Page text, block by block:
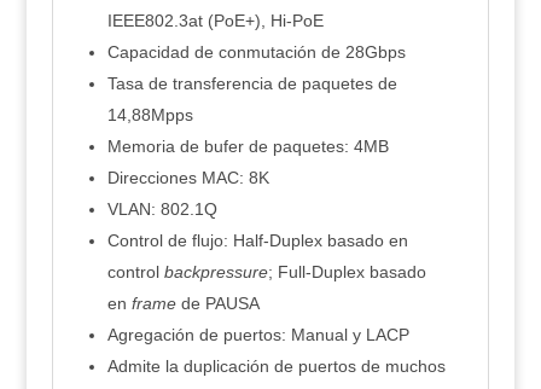
IEEE802.3at (PoE+), Hi-PoE
Capacidad de conmutación de 28Gbps
Tasa de transferencia de paquetes de
14,88Mpps
Memoria de bufer de paquetes: 4MB
Direcciones MAC: 8K
VLAN: 802.1Q
Control de flujo: Half-Duplex basado en
control backpressure; Full-Duplex basado
en framede PAUSA
Agregación de puertos: Manual y LACP
Admite la duplicación de puertos de muchos